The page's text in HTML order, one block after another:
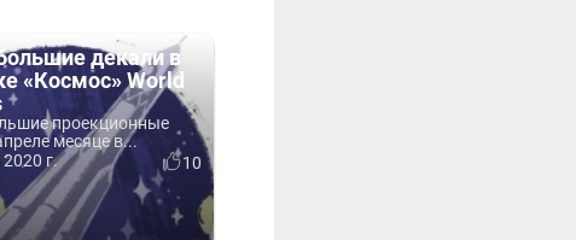
декали в
«Космос» World
проекционные
месяце в...
г.
10